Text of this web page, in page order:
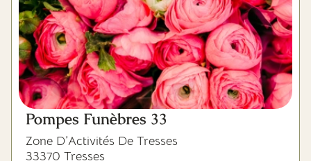
Pompes Funèbres 33
Zone D’Activités De Tresses
33370 Tresses